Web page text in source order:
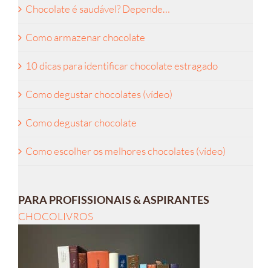
Chocolate é saudável? Depende…
Como armazenar chocolate
10 dicas para identificar chocolate estragado
Como degustar chocolates (vídeo)
Como degustar chocolate
Como escolher os melhores chocolates (vídeo)
PARA PROFISSIONAIS & ASPIRANTES
CHOCOLIVROS